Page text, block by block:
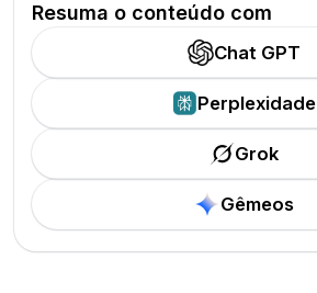
Resuma o conteúdo com
Chat GPT
Perplexidade
Grok
Gêmeos